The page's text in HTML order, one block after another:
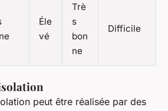
Éle
vé
Trè
s
bon
ne
Difficile
peut être réalisée par des